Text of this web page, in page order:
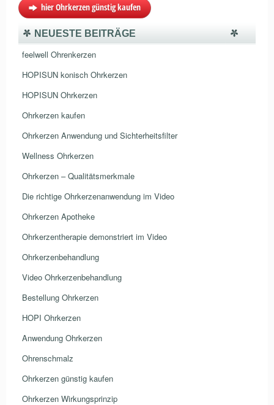
hier Ohrkerzen günstig kaufen
NEUESTE BEITRÄGE
feelwell Ohrenkerzen
HOPISUN konisch Ohrkerzen
HOPISUN Ohrkerzen
Ohrkerzen kaufen
Ohrkerzen Anwendung und Sichterheitsfilter
Wellness Ohrkerzen
Ohrkerzen – Qualitätsmerkmale
Die richtige Ohrkerzenanwendung im Video
Ohrkerzen Apotheke
Ohrkerzentherapie demonstriert im Video
Ohrkerzenbehandlung
Video Ohrkerzenbehandlung
Bestellung Ohrkerzen
HOPI Ohrkerzen
Anwendung Ohrkerzen
Ohrenschmalz
Ohrkerzen günstig kaufen
Ohrkerzen Wirkungsprinzip